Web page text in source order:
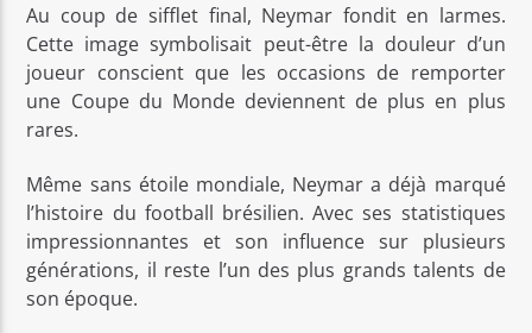
Au coup de sifflet final, Neymar fondit en larmes.
Cette image symbolisait peut-être la douleur d’un
joueur conscient que les occasions de remporter
une Coupe du Monde deviennent de plus en plus
rares.
Même sans étoile mondiale, Neymar a déjà marqué
l’histoire du football brésilien. Avec ses statistiques
impressionnantes et son influence sur plusieurs
générations, il reste l’un des plus grands talents de
son époque.